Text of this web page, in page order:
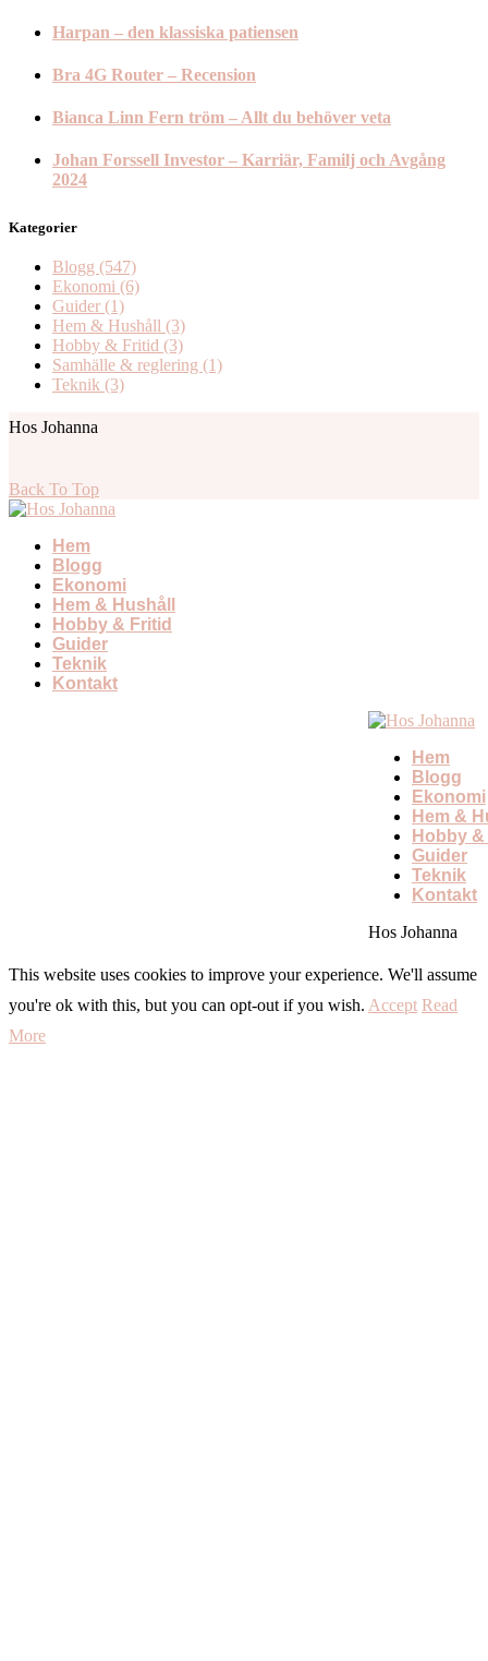
Harpan – den klassiska patiensen
Bra 4G Router – Recension
Bianca Linn Fern tröm – Allt du behöver veta
Johan Forssell Investor – Karriär, Familj och Avgång
2024
Kategorier
Blogg (547)
Ekonomi (6)
Guider (1)
Hem & Hushåll (3)
Hobby & Fritid (3)
Samhälle & reglering (1)
Teknik (3)
Hos Johanna
Back To Top
Hem
Blogg
Ekonomi
Hem & Hushåll
Hobby & Fritid
Guider
Teknik
Kontakt
Hem
Blogg
Ekonomi
Hem &
Hobby
Guider
Teknik
Kontakt
Hos Johanna
This website uses cookies to improve your experience. We'll assume
you're ok with this, but you can opt-out if you wish. Accept Read
More